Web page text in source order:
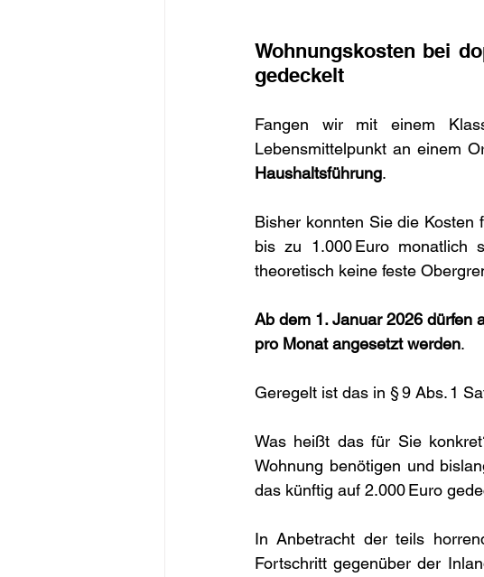
Wohnungskosten bei
gedeckelt
Fangen wir mit einem
Lebensmittelpunkt an einem
Haushaltsführung.
Bisher konnten Sie die Kosten
bis zu 1.000 Euro monatlich
theoretisch keine feste
Ab dem 1. Januar 2026 dürfen
pro Monat angesetzt werden.
Geregelt ist das in § 9 Abs. 1
Was heißt das für Sie
Wohnung benötigen und
das künftig auf 2.000 Euro
In Anbetracht der teils
Fortschritt gegenüber der